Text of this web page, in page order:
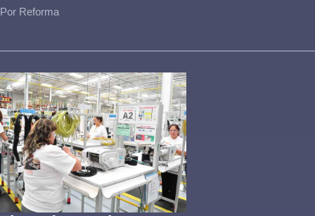
Por Reforma